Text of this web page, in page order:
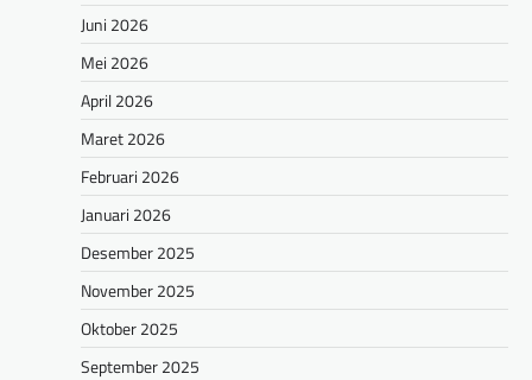
Juni 2026
Mei 2026
April 2026
Maret 2026
Februari 2026
Januari 2026
Desember 2025
November 2025
Oktober 2025
September 2025